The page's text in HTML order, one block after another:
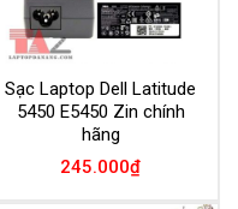
Sạc Laptop Dell Latitude
5450 E5450 Zin chính
hãng
245.000₫